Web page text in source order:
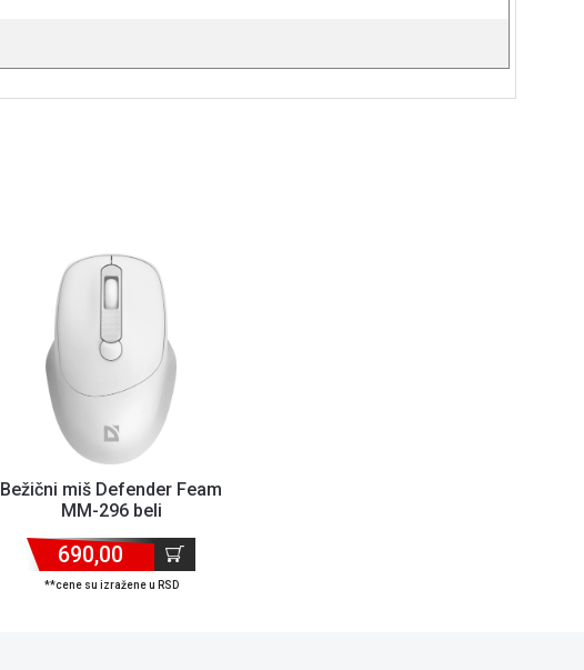
Bežični miš Defender Feam
MM-296 beli
690,00
**cene su izražene u RSD